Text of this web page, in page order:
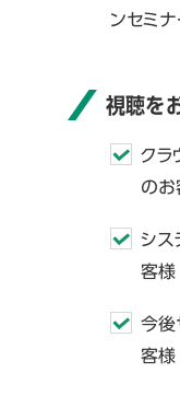
ンセミ
視聴を
クラ
のお
シス
客様
今後
客様